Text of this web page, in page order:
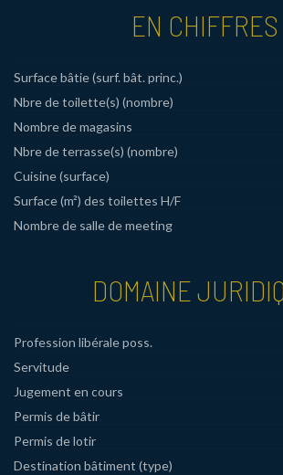
EN CHIFFRES
Surface bâtie (surf. bât. princ.)
Nbre de toilette(s) (nombre)
Nombre de magasins
Nbre de terrasse(s) (nombre)
Cuisine (surface)
Surface (m²) des toilettes H/F
Nombre de salle de meeting
DOMAINE
Profession libérale poss.
Servitude
Jugement en cours
Permis de bâtir
Permis de lotir
Destination bâtiment (type)